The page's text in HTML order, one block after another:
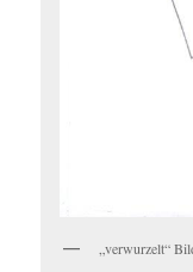
„verwurzelt“